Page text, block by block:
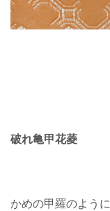
破れ亀甲花菱
かめの甲羅のように